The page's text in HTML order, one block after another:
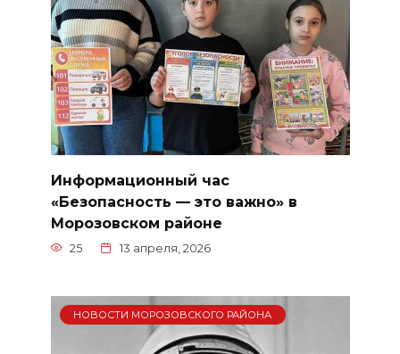
Информационный час
«Безопасность — это важно» в
Морозовском районе
25 13 апреля, 2026
НОВОСТИ МОРОЗОВСКОГО РАЙОНА